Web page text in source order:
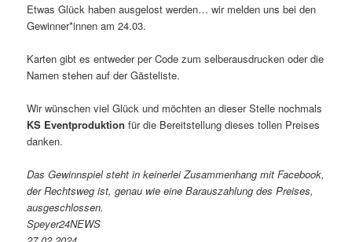
Etwas Glück haben ausgelost werden… wir melden uns bei den
Gewinner*innen am 24.03.
Karten gibt es entweder per Code zum selberausdrucken oder die
Namen stehen auf der Gästeliste.
Wir wünschen viel Glück und möchten an dieser Stelle nochmals
KS Eventproduktion für die Bereitstellung dieses tollen Preises
danken.
Das Gewinnspiel steht in keinerlei Zusammenhang mit Facebook,
der Rechtsweg ist, genau wie eine Barauszahlung des Preises,
ausgeschlossen.
Speyer24NEWS